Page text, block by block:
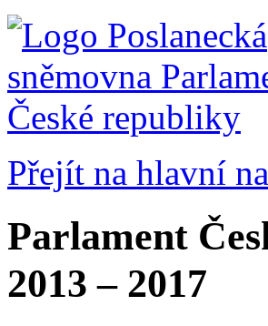
Přejít na hlavní
Parlament
2013 – 2017